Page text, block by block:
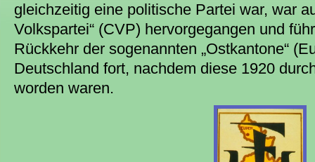
gleichzeitig eine politische Partei war, war
Volkspartei“ (CVP) hervorgegangen und
Rückkehr der sogenannten „Ostkantone“
Deutschland fort, nachdem diese 1920
worden waren.